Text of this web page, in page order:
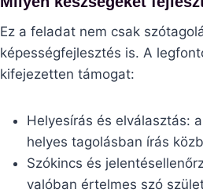
Ez a feladat nem csak
képességfejlesztés is. A
kifejezetten támogat:
Helyesírás és elválasztás:
helyes tagolásban írás
Szókincs és
valóban értelmes szó